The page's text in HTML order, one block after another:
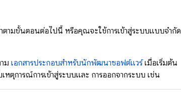
ตามขั้นตอนต่อไปนี้ หรือคุณจะใช้การเข้าสู่ระบบแบบจำกัด
ม เอกสารประกอบสำหรับนักพัฒนาซอฟต์แวร์เมื่อเริ่มต้น
ตุการณ์การเข้าสู่ระบบและ การออกจากระบบ เช่น